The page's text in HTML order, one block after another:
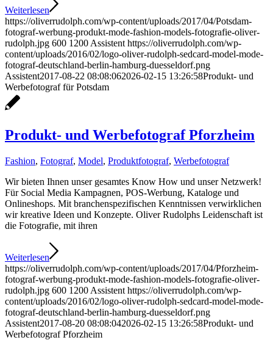
Weiterlesen
https://oliverrudolph.com/wp-content/uploads/2017/04/Potsdam-
fotograf-werbung-produkt-mode-fashion-models-fotografie-oliver-
rudolph.jpg 600 1200 Assistent https://oliverrudolph.com/wp-
content/uploads/2016/02/logo-oliver-rudolph-sedcard-model-mode-
fotograf-deutschland-berlin-hamburg-duesseldorf.png
Assistent2017-08-22 08:08:062026-02-15 13:26:58Produkt- und
Werbefotograf für Potsdam
Produkt- und Werbefotograf Pforzheim
Fashion, Fotograf, Model, Produktfotograf, Werbefotograf
Wir bieten Ihnen unser gesamtes Know How und unser Netzwerk!
Für Social Media Kampagnen, POS-Werbung, Kataloge und
Onlineshops. Mit branchenspezifischen Kenntnissen verwirklichen
wir kreative Ideen und Konzepte. Oliver Rudolphs Leidenschaft ist
die Fotografie, mit ihren
Weiterlesen
https://oliverrudolph.com/wp-content/uploads/2017/04/Pforzheim-
fotograf-werbung-produkt-mode-fashion-models-fotografie-oliver-
rudolph.jpg 600 1200 Assistent https://oliverrudolph.com/wp-
content/uploads/2016/02/logo-oliver-rudolph-sedcard-model-mode-
fotograf-deutschland-berlin-hamburg-duesseldorf.png
Assistent2017-08-20 08:08:042026-02-15 13:26:58Produkt- und
Werbefotograf Pforzheim